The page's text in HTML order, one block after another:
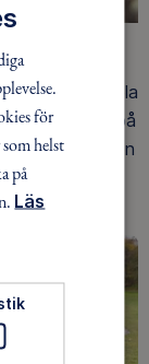
över hela
och vuxna på
snön, isen
för
helst
på
Läs